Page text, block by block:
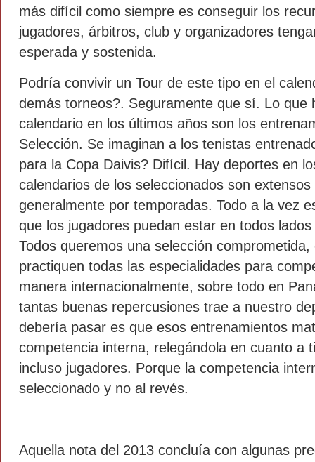
más difícil como siempre es conseguir los
jugadores, árbitros, club y organizadores
esperada y sostenida.
Podría convivir un Tour de este tipo en el
demás torneos?. Seguramente que sí. Lo que
calendario en los últimos años son los
Selección. Se imaginan a los tenistas
para la Copa Daivis? Difícil. Hay deportes en
calendarios de los seleccionados son
generalmente por temporadas. Todo a la vez
que los jugadores puedan estar en todos
Todos queremos una selección
practiquen todas las especialidades para
manera internacionalmente, sobre todo en
tantas buenas repercusiones trae a nuestro
debería pasar es que esos entrenamientos
competencia interna, relegándola en cuanto a
incluso jugadores. Porque la competencia
seleccionado y no al revés.
Aquella nota del 2013 concluía con algunas